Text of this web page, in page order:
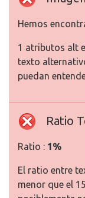
Hemos
1 atributos alt
texto
puedan
Ratio
Ratio : 1%
El ratio entre
menor que el